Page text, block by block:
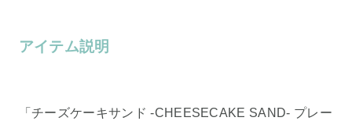
アイテム説明
「チーズケーキサンド -CHEESECAKE SAND- プレー